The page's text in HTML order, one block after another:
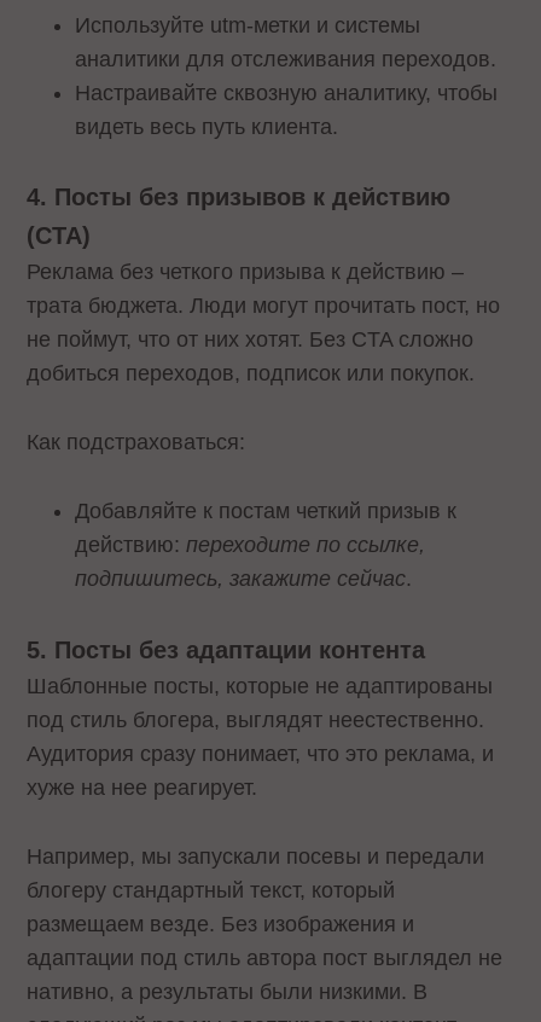
Используйте utm-метки и системы
аналитики для отслеживания переходов.
Настраивайте сквозную аналитику, чтобы
видеть весь путь клиента.
4. Посты без призывов к действию
(CTA)
Реклама без четкого призыва к действию –
трата бюджета. Люди могут прочитать пост, но
не поймут, что от них хотят. Без CTA сложно
добиться переходов, подписок или покупок.
Как подстраховаться:
Добавляйте к постам четкий призыв к
действию:переходите по ссылке,
подпишитесь, закажите сейчас.
5. Посты без адаптации контента
Шаблонные посты, которые не адаптированы
под стиль блогера, выглядят неестественно.
Аудитория сразу понимает, что это реклама, и
хуже на нее реагирует.
Например, мы запускали посевы и передали
блогеру стандартный текст, который
размещаем везде. Без изображения и
адаптации под стиль автора пост выглядел не
нативно, а результаты были низкими. В